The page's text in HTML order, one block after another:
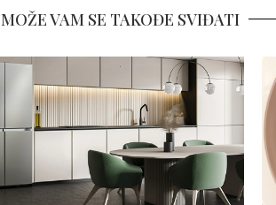
MOŽE VAM SE TAKOĐE SVIĐATI